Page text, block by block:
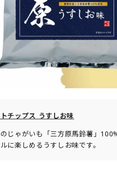
チップス うすしお味
じゃがいも「三方原馬鈴薯」
に楽しめるうすしお味です。